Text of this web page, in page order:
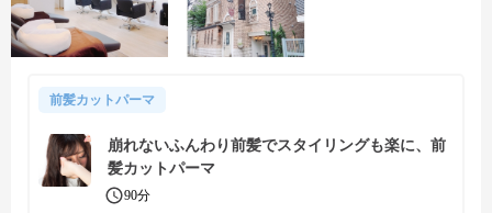
前髪カットパーマ
崩れないふんわり前髪でスタイリングも楽に、前
髪カットパーマ
90分